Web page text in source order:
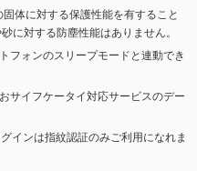
体に対する保護性能を有すること
に対する防塵性能はありません。
フォンのスリープモードと連動でき
サイフケータイ対応サービスのデー
インは指紋認証のみご利用になれま